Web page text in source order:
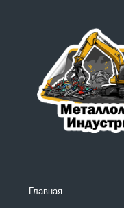
Главная